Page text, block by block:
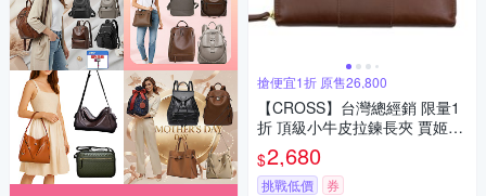
搶便宜1折 原售26,800
【CROSS】台灣總經銷 限量1
折 頂級小牛皮拉鍊長夾 賈姬系
列 全新專櫃展示品 (磚紅色 送
禮盒提袋)
$2,680
挑戰低價 券